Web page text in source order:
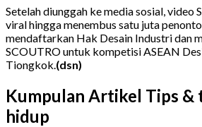
Setelah diunggah ke media sosial, video
viral hingga menembus satu juta
mendaftarkan Hak Desain Industri dan
SCOUTRO untuk kompetisi ASEAN
Tiongkok.(dsn)
Kumpulan Artikel Tips &
hidup